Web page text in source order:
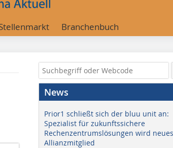
Branchenbuch
News
Prior1 schließt sich der bluu unit an:
Spezialist für zukunftssichere
Rechenzentrumslösungen wird neues
Allianzmitglied